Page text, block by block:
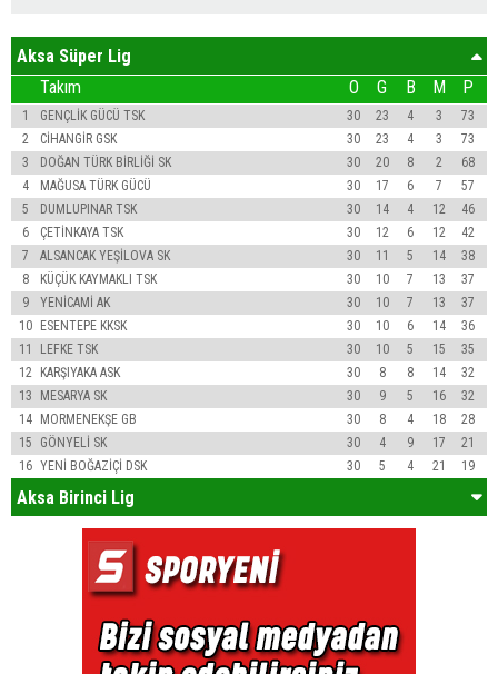
Aksa Süper Lig
Takım
O G B M P
1 GENÇLİK GÜCÜ TSK 30 23 4 3
73
2
CİHANGİR GSK 30 23 4 3
73
3
DOĞAN TÜRK BİRLİĞİ SK 30 20 8 2
68
4
MAĞUSA TÜRK GÜCÜ 30 17 6 7
57
5
DUMLUPINAR TSK 30 14 4 12
46
6
ÇETİNKAYA TSK 30 12 6 12
42
7
ALSANCAK YEŞİLOVA SK 30 11 5 14
38
8
KÜÇÜK KAYMAKLI TSK 30 10 7 13
37
9
YENİCAMİ AK 30 10 7 13
37
10 ESENTEPE KKSK 30 10 6 14
36
11
LEFKE TSK 30 10 5 15
35
12
KARŞIYAKA ASK 30 8 8 14
32
13
MESARYA SK 30 9 5 16
32
14 MORMENEKŞE GB 30 8 4 18
28
15
GÖNYELİ SK 30 4 9 17
21
16 YENİ BOĞAZİÇİ DSK 30 5 4 21 19
Aksa Birinci Lig